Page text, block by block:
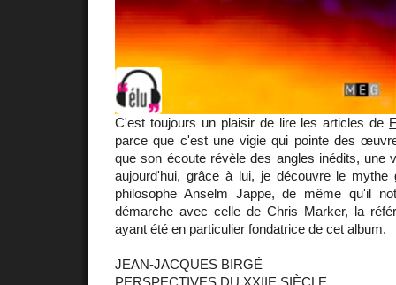
C'est toujours un plaisir de lire les articles de
parce que c'est une vigie qui pointe des
que son écoute révèle des angles inédits, une
aujourd'hui, grâce à lui, je découvre le mythe
philosophe Anselm Jappe, de même qu'il
démarche avec celle de Chris Marker, la
ayant été en particulier fondatrice de cet album.
JEAN-JACQUES BIRGÉ